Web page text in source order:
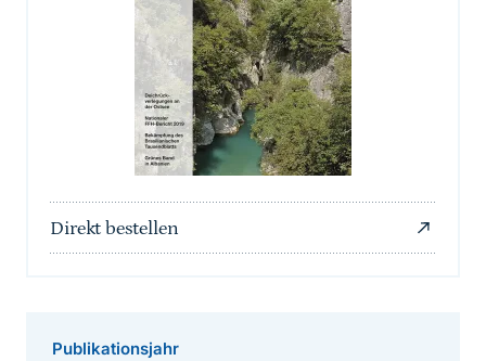
Direkt bestellen
Publikationsjahr